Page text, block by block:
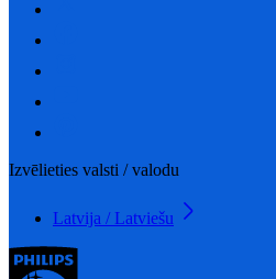
Izvēlieties valsti / valodu
Latvija / Latviešu